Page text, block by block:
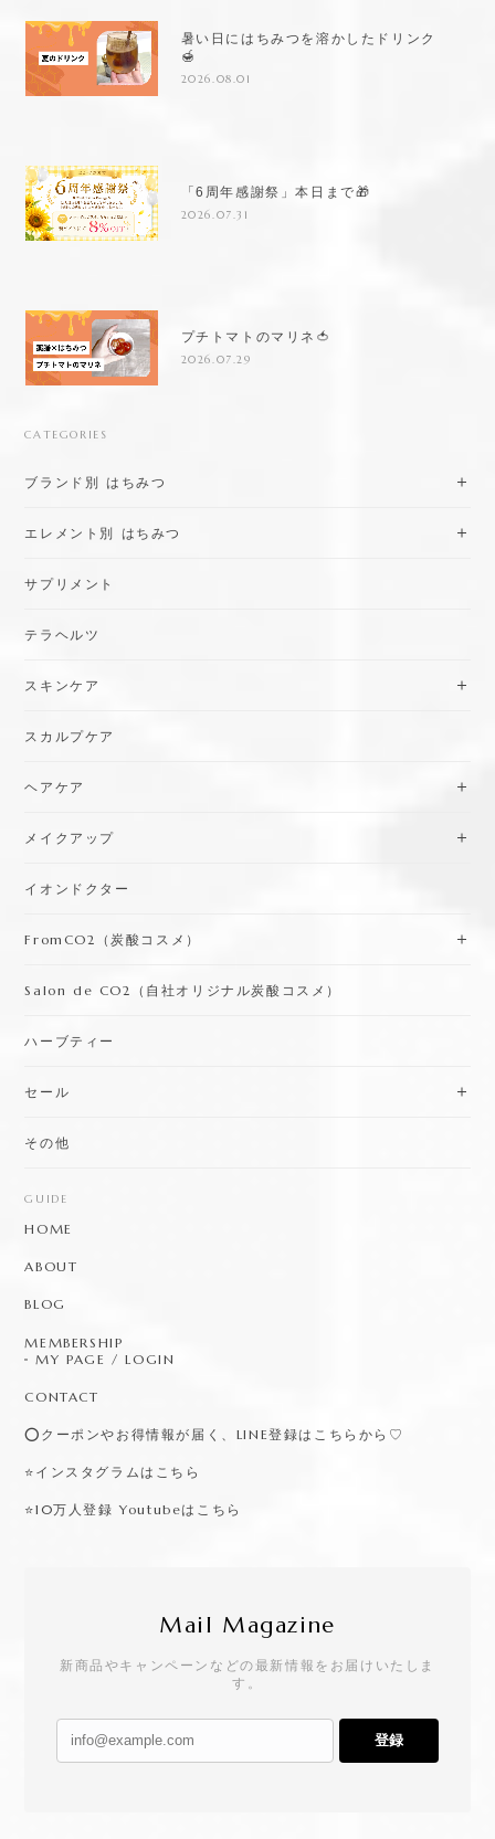
暑い日にはちみつを溶かしたドリンク
🍯
2026.08.01
「6周年感謝祭」本日まで🎁
2026.07.31
プチトマトのマリネ🍅
2026.07.29
CATEGORIES
ブランド別 はちみつ
エレメント別 はちみつ
サプリメント
テラヘルツ
スキンケア
スカルプケア
ヘアケア
メイクアップ
イオンドクター
FromCO2（炭酸コスメ）
Salon de CO2（自社オリジナル炭酸コスメ）
ハーブティー
セール
その他
GUIDE
HOME
ABOUT
BLOG
MEMBERSHIP
MY PAGE / LOGIN
CONTACT
⭕️クーポンやお得情報が届く、LINE登録はこちらから♡
⭐️インスタグラムはこちら
⭐️10万人登録 Youtubeはこちら
Mail Magazine
新商品やキャンペーンなどの最新情報をお届けいたしま
す。
登録